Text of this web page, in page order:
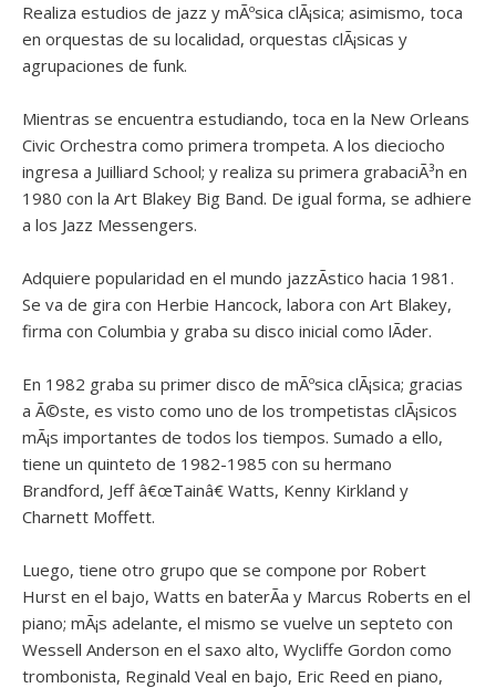
Realiza estudios de jazz y mÃºsica clÃ¡sica; asimismo, toca
en orquestas de su localidad, orquestas clÃ¡sicas y
agrupaciones de funk.
Mientras se encuentra estudiando, toca en la New Orleans
Civic Orchestra como primera trompeta. A los dieciocho
ingresa a Juilliard School; y realiza su primera grabaciÃ³n en
1980 con la Art Blakey Big Band. De igual forma, se adhiere
a los Jazz Messengers.
Adquiere popularidad en el mundo jazzÃ­stico hacia 1981.
Se va de gira con Herbie Hancock, labora con Art Blakey,
firma con Columbia y graba su disco inicial como lÃ­der.
En 1982 graba su primer disco de mÃºsica clÃ¡sica; gracias
a Ã©ste, es visto como uno de los trompetistas clÃ¡sicos
mÃ¡s importantes de todos los tiempos. Sumado a ello,
tiene un quinteto de 1982-1985 con su hermano
Brandford, Jeff â€œTainâ€ Watts, Kenny Kirkland y
Charnett Moffett.
Luego, tiene otro grupo que se compone por Robert
Hurst en el bajo, Watts en baterÃ­a y Marcus Roberts en el
piano; mÃ¡s adelante, el mismo se vuelve un septeto con
Wessell Anderson en el saxo alto, Wycliffe Gordon como
trombonista, Reginald Veal en bajo, Eric Reed en piano,